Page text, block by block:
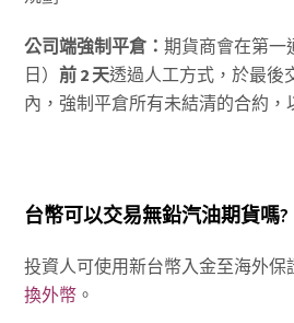
公司端強制平倉：期貨商會在第一
日）前 2 天透過人工方式，於最後
內，強制平倉所有未結清的合約，
台幣可以交易無鉛汽油期貨嗎?
投資人可使用新台幣入金至海外保
換外幣 。